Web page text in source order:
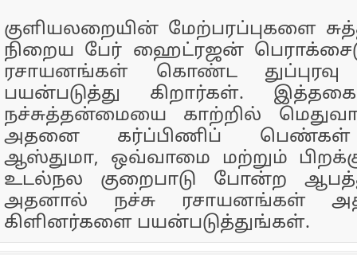
குளியலறையின் மேற்பரப்புகளை
நிறைய பேர் ஹைட்ரஜன்
ரசாயனங்கள் கொண்ட துப்புரவு
பயன்படுத்து கிறார்கள்.
நச்சுத்தன்மையை காற்றில்
அதனை கர்ப்பிணிப் பெண்கள்
ஆஸ்துமா, ஒவ்வாமை மற்றும்
உடல்நல குறைபாடு போன்ற
அதனால் நச்சு ரசாயனங்கள்
கிளினர்களை பயன்படுத்துங்கள்.